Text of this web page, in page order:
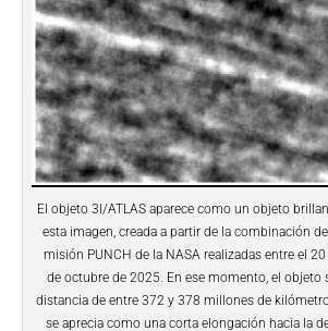
El objeto 3I/ATLAS aparece como un objeto
esta imagen, creada a partir de la combinación
misión PUNCH de la NASA realizadas entre el
de octubre de 2025. En ese momento, el objeto
distancia de entre 372 y 378 millones de
se aprecia como una corta elongación hacia la